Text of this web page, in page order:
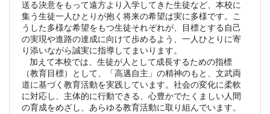
送る決意をもって遠方より入学してきた生徒など、本校に
集う生徒一人ひとりが抱く将来の希望は実に多様です。こ
うした多様な希望をもつ生徒それぞれが、目標とする自己
の実現や進路の達成に向けて歩めるよう、一人ひとりに寄
り添いながら誠実に指導してまいります。
加えて本校では、生徒が人として成長するための指標
（教育目標）として、「高邁自主」の精神のもと、文武両
道に基づく教育活動を実践しています。社会の変化に柔軟
に対応し、主体的に行動できる、心豊かでたくましい人間
の育成をめざし、あらゆる教育活動に取り組んでいます。